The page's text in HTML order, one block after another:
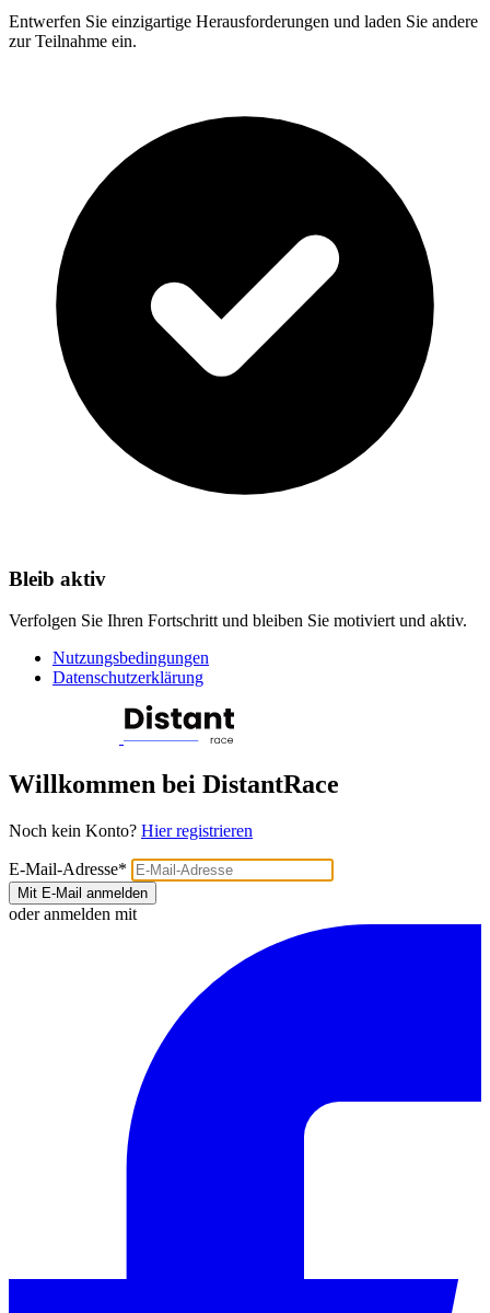
Entwerfen Sie einzigartige Herausforderungen und laden Sie andere
zur Teilnahme ein.
Bleib aktiv
Verfolgen Sie Ihren Fortschritt und bleiben Sie motiviert und aktiv.
Nutzungsbedingungen
Datenschutzerklärung
Willkommen bei DistantRace
Noch kein Konto? Hier registrieren
E-Mail-Adresse*
Mit E-Mail anmelden
oder anmelden mit